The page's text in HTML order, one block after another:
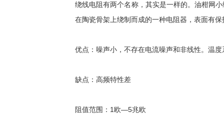
绕线电阻有两个名称，其实是一样的。油柑网
在陶瓷骨架上绕制而成的一种电阻器，表面有
优点：噪声小，不存在电流噪声和非线性。温
缺点：高频特性差
阻值范围：1欧—5兆欧